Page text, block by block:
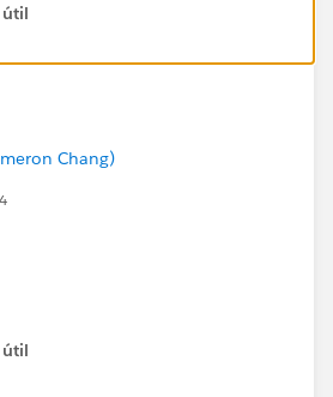
articleView?
field for prospects, you
all contacts when the finish
útil
Chang)
útil